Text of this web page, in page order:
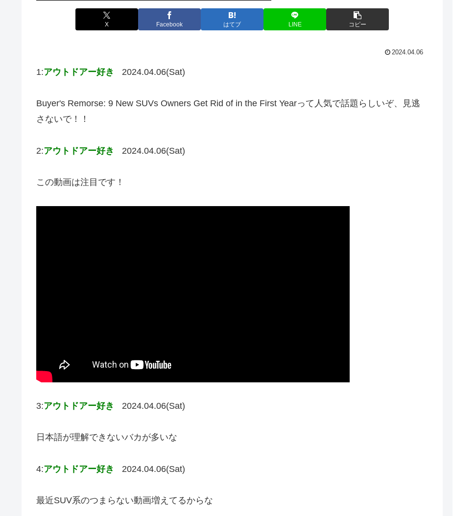
X Facebook はてブ LINE コピー
2024.04.06
1:アウトドアー好き 2024.04.06(Sat)
Buyer's Remorse: 9 New SUVs Owners Get Rid of in the First Yearって人気で話題らしいぞ、見逃
さないで！！
2:アウトドアー好き 2024.04.06(Sat)
この動画は注目です！
3:アウトドアー好き 2024.04.06(Sat)
日本語が理解できないバカが多いな
4:アウトドアー好き 2024.04.06(Sat)
最近SUV系のつまらない動画増えてるからな